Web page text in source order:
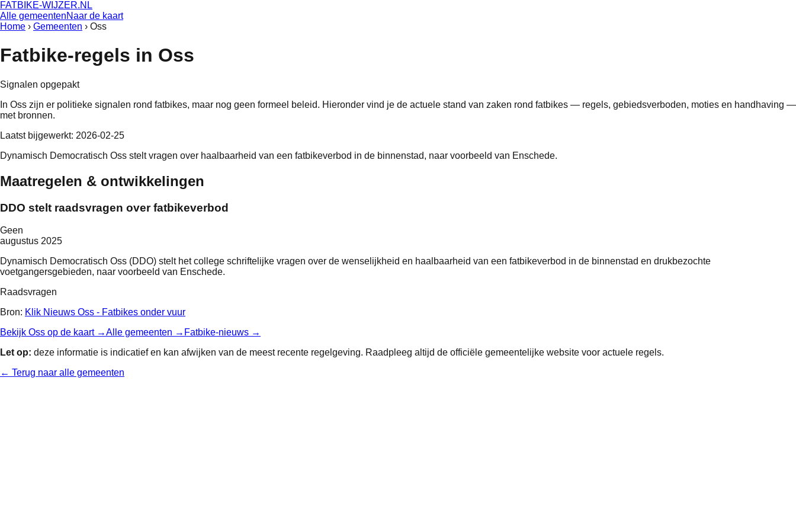
FATBIKE-WIJZER.NL
Alle gemeentenNaar de kaart
Home › Gemeenten › Oss
Fatbike-regels in Oss
Signalen opgepakt
In Oss zijn er politieke signalen rond fatbikes, maar nog geen formeel beleid. Hieronder vind je de actuele stand van zaken rond fatbikes — regels, gebiedsverboden, moties en handhaving —
met bronnen.
Laatst bijgewerkt: 2026-02-25
Dynamisch Democratisch Oss stelt vragen over haalbaarheid van een fatbikeverbod in de binnenstad, naar voorbeeld van Enschede.
Maatregelen & ontwikkelingen
DDO stelt raadsvragen over fatbikeverbod
Geen
augustus 2025
Dynamisch Democratisch Oss (DDO) stelt het college schriftelijke vragen over de wenselijkheid en haalbaarheid van een fatbikeverbod in de binnenstad en drukbezochte
voetgangersgebieden, naar voorbeeld van Enschede.
Raadsvragen
Bron: Klik Nieuws Oss - Fatbikes onder vuur
Bekijk Oss op de kaart →Alle gemeenten → Fatbike-nieuws →
Let op: deze informatie is indicatief en kan afwijken van de meest recente regelgeving. Raadpleeg altijd de officiële gemeentelijke website voor actuele regels.
← Terug naar alle gemeenten